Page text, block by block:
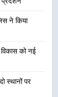
से जुड़ी
एवं
करने के
से सजेगा
ने किया
को नई
स्थानों पर